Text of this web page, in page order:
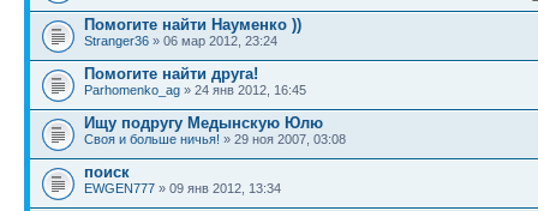
Помогите найти Науменко ))
Stranger36 » 06 мар 2012, 23:24
Помогите найти друга!
Parhomenko_ag » 24 янв 2012, 16:45
Ищу подругу Медынскую Юлю
Своя и больше ничья! » 29 ноя 2007, 03:08
поиск
EWGEN777 » 09 янв 2012, 13:34